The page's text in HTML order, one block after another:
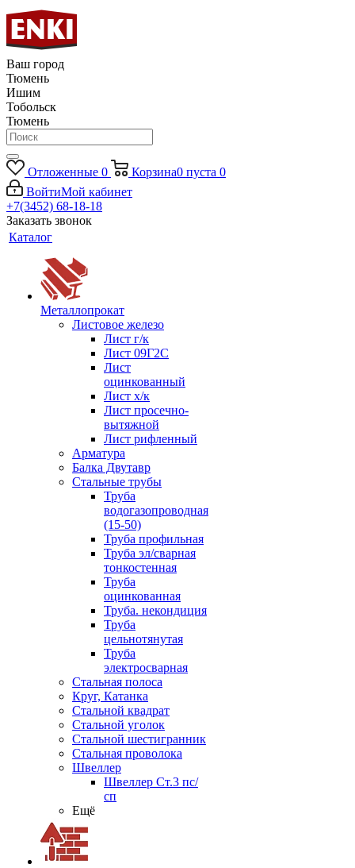
Ваш город
Тюмень
Ишим
Тобольск
Тюмень
Отложенные 0 Корзина0 пуста 0
ВойтиМой кабинет
+7(3452) 68-18-18
Заказать звонок
Каталог
Металлопрокат
Листовое железо
Лист г/к
Лист 09Г2С
Лист
оцинкованный
Лист х/к
Лист просечно-
вытяжной
Лист рифленный
Арматура
Балка Двутавр
Стальные трубы
Труба
водогазопроводная
(15-50)
Труба профильная
Труба эл/сварная
тонкостенная
Труба
оцинкованная
Труба. некондиция
Труба
цельнотянутая
Труба
электросварная
Стальная полоса
Круг, Катанка
Стальной квадрат
Стальной уголок
Стальной шестигранник
Стальная проволока
Швеллер
Швеллер Ст.3 пс/
сп
Ещё